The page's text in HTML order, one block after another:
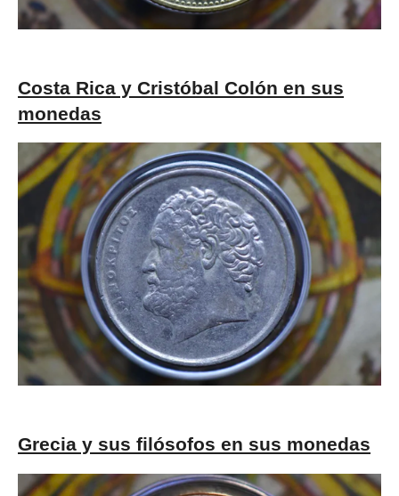
Costa Rica y Cristóbal Colón en sus
monedas
Grecia y sus filósofos en sus monedas